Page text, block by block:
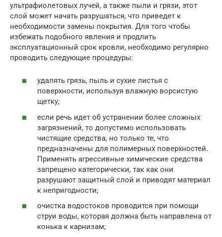
ультрафиолетовых лучей, а также пыли и грязи, этот
слой может начать разрушаться, что приведет к
необходимости замены покрытия. Для того чтобы
избежать подобного явления и продлить
эксплуатационный срок кровли, необходимо регулярно
проводить следующие процедуры:
удалять грязь, пыль и сухие листья с
поверхности, используя влажную ворсистую
щетку;
если речь идет об устранении более сложных
загрязнений, то допустимо использовать
чистящие средства, но только те, что
предназначены для полимерных поверхностей.
Применять агрессивные химические средства
запрещено категорически, так как они
разрушают защитный слой и приводят материал
к непригодности;
очистка водостоков проводится при помощи
струи воды, которая должна быть направлена от
конька к карнизам;